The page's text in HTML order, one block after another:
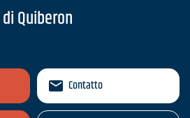
Quiberon
Contatto